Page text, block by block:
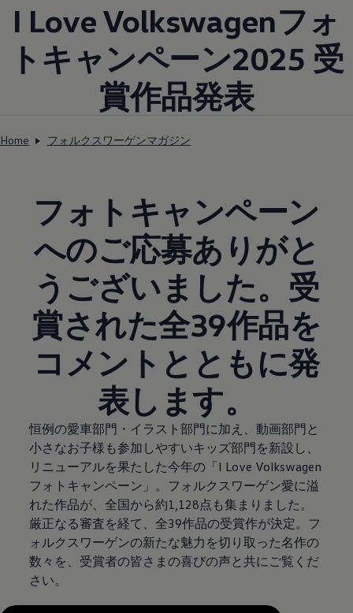
I Love Volkswagenフォ
トキャンペーン2025 受
賞作品発表
Home フォルクスワーゲンマガジン
フォトキャンペーン
へのご応募ありがと
うございました。受
賞された全39作品を
コメントとともに発
表します。
恒例の愛車部門・イラスト部門に加え、動画部門と
小さなお子様も参加しやすいキッズ部門を新設し、
リニューアルを果たした今年の「I Love Volkswagen
フォトキャンペーン」。フォルクスワーゲン愛に溢
れた作品が、全国から約1,128点も集まりました。
厳正なる審査を経て、全39作品の受賞作が決定。フ
ォルクスワーゲンの新たな魅力を切り取った名作の
数々を、受賞者の皆さまの喜びの声と共にご覧くだ
さい。